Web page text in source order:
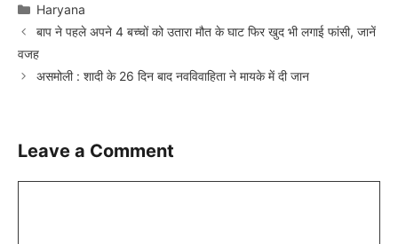
Categories
Haryana
बाप ने पहले अपने 4 बच्चों को उतारा मौत के घाट फिर खुद भी लगाई फांसी, जानें
वजह
असमोली : शादी के 26 दिन बाद नवविवाहिता ने मायके में दी जान
Leave a Comment